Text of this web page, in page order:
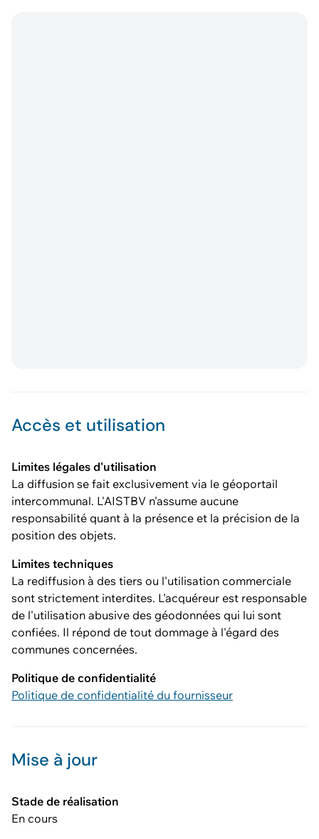
Accès et utilisation
Limites légales d'utilisation
La diffusion se fait exclusivement via le géoportail
intercommunal. L'AISTBV n'assume aucune
responsabilité quant à la présence et la précision de la
position des objets.
Limites techniques
La rediffusion à des tiers ou l'utilisation commerciale
sont strictement interdites. L'acquéreur est responsable
de l'utilisation abusive des géodonnées qui lui sont
confiées. Il répond de tout dommage à l'égard des
communes concernées.
Politique de confidentialité
Politique de confidentialité du fournisseur
Mise à jour
Stade de réalisation
En cours